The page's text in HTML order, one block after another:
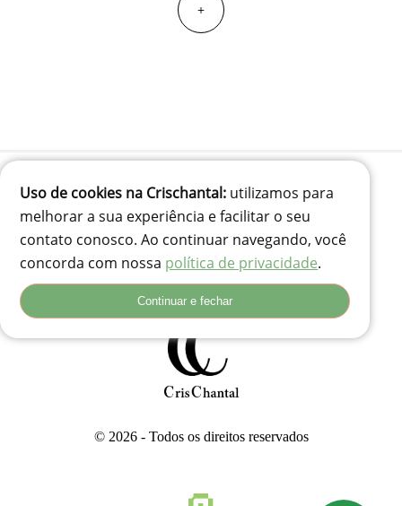
+
(41) 99834-3707
contato@crischantal.com.br
Rua Durval jungles 240 - Pinheirinho, Curitiba-PR
Rua Adolfo Corso, 74 - Santa Rita, Lages - SC, 88503-180
© 2026 - Todos os direitos reservados
Uso de cookies na Crischantal: utilizamos para
melhorar a sua experiência e facilitar o seu
contato conosco. Ao continuar navegando, você
concorda com nossa política de privacidade.
Continuar e fechar